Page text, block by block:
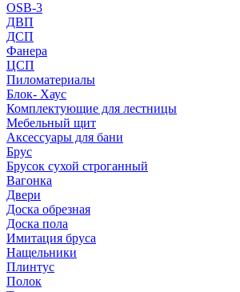
OSB-3
ДВП
ДСП
Фанера
ЦСП
Пиломатериалы
Блок- Хаус
Комплектующие для лестницы
Мебельный щит
Аксессуары для бани
Брус
Брусок сухой строганный
Вагонка
Двери
Доска обрезная
Доска пола
Имитация бруса
Нащельники
Плинтус
Полок